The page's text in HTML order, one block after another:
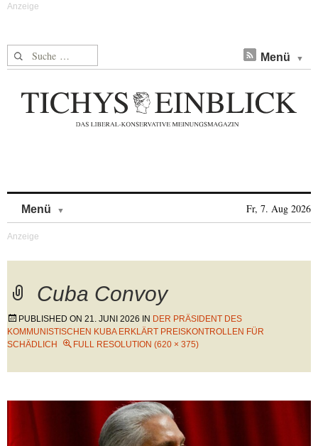
Suche nach: Menü
Menü Fr, 7. Aug 2026
Cuba Convoy
PUBLISHED ON 21. JUNI 2026 IN DER PRÄSIDENT DES
KOMMUNISTISCHEN KUBA ERKLÄRT PREISKONTROLLEN FÜR
SCHÄDLICH
FULL RESOLUTION (620 × 375)